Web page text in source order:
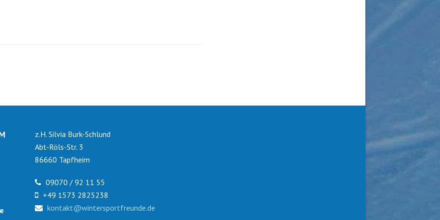
z.H. Silvia Burk-Schlund
Abt-Röls-Str. 3
86660 Tapfheim
09070 / 92 11 55
+49 1573 2825238
kontakt@wintersportfreunde.de